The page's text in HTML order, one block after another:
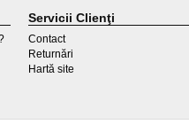
Servicii Clienţi
Contact
Returnări
Hartă site